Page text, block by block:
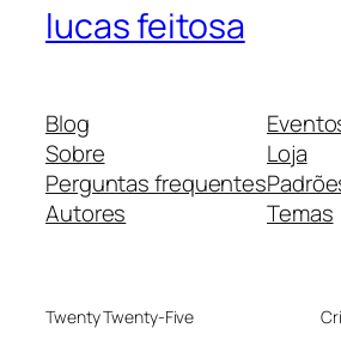
lucas feitosa
Blog
Sobre
Perguntas frequentes
Autores
Loja
Temas
Twenty Twenty-Five